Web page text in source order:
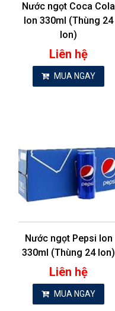
Nước ngọt Coca Cola
lon 330ml (Thùng 24
lon)
Liên hệ
MUA NGAY
Nước ngọt Pepsi lon
330ml (Thùng 24 lon)
Liên hệ
MUA NGAY